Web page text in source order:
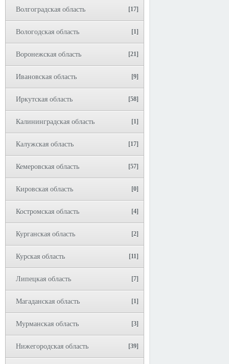
Волгоградская область [17]
Вологодская область [1]
Воронежская область [21]
Ивановская область [9]
Иркутская область [58]
Калининградская область [1]
Калужская область [17]
Кемеровская область [57]
Кировская область [0]
Костромская область [4]
Курганская область [2]
Курская область [11]
Липецкая область [7]
Магаданская область [1]
Мурманская область [3]
Нижегородская область [39]